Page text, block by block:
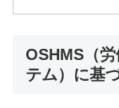
OSHMS（
テム）に基